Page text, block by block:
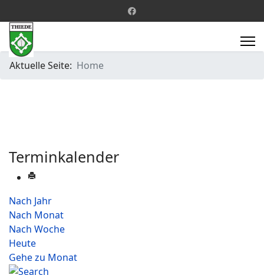
Aktuelle Seite: Home
Terminkalender
Nach Jahr
Nach Monat
Nach Woche
Heute
Gehe zu Monat